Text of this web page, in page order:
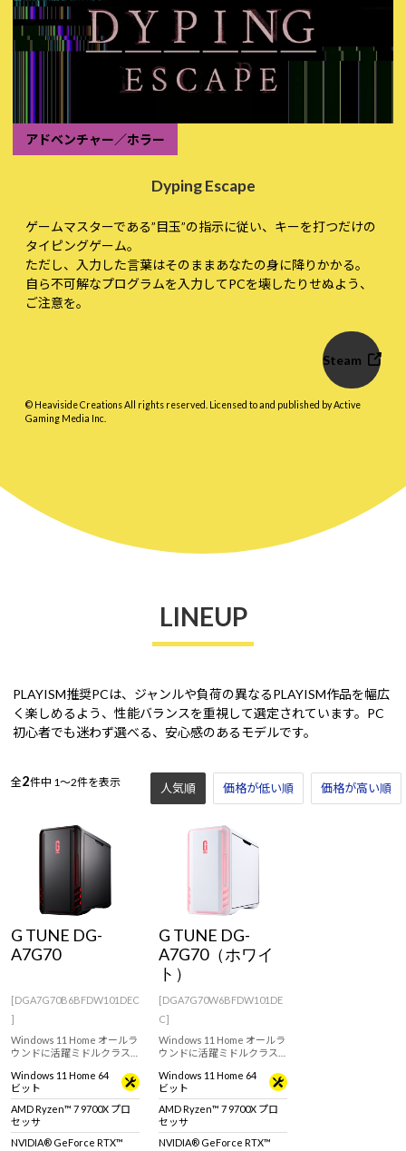
アドベンチャー／ホラー
Dyping Escape
ゲームマスターである”目玉”の指示に従い、キーを打つだけの
タイピングゲーム。
ただし、入力した言葉はそのままあなたの身に降りかかる。
自ら不可解なプログラムを入力してPCを壊したりせぬよう、
ご注意を。
Steam
© Heaviside Creations All rights reserved. Licensed to and published by Active
Gaming Media Inc.
LINEUP
PLAYISM推奨PCは、ジャンルや負荷の異なるPLAYISM作品を幅広
く楽しめるよう、性能バランスを重視して選定されています。 PC
初心者でも迷わず選べる、安心感のあるモデルです。
全2件中 1～2件を表示 人気順 価格が低い順 価格が高い順
G TUNE DG-
A7G70
[DGA7G70B6BFDW101DEC
]
Windows 11 Home オールラ
ウンドに活躍ミドルクラス
RTX 5070 & AMD Ryzen 7
9700X 搭載。 ※モニタ・マ
ウス・キーボードは別売り
です。
Windows 11 Home 64
ビット
AMD Ryzen™ 7 9700X プロ
セッサ
NVIDIA® GeForce RTX™
G TUNE DG-
A7G70（ホワイ
ト）
[DGA7G70W6BFDW101DE
C]
Windows 11 Home オールラ
ウンドに活躍ミドルクラス
RTX 5070 & AMD Ryzen 7
9700X 搭載。 ※モニタ・マ
ウス・キーボードは別売り
です。
Windows 11 Home 64
ビット
AMD Ryzen™ 7 9700X プロ
セッサ
NVIDIA® GeForce RTX™